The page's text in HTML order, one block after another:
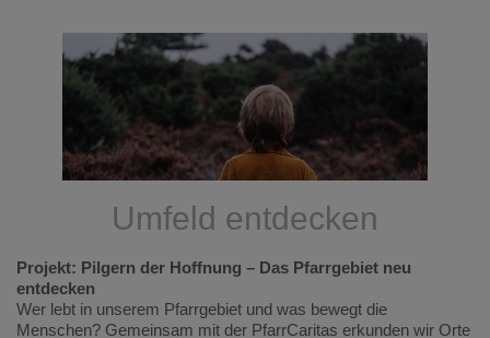
Umfeld entdecken
Projekt: Pilgern der Hoffnung – Das Pfarrgebiet neu
entdecken
Wer lebt in unserem Pfarrgebiet und was bewegt die
Menschen? Gemeinsam mit der PfarrCaritas erkunden wir Orte